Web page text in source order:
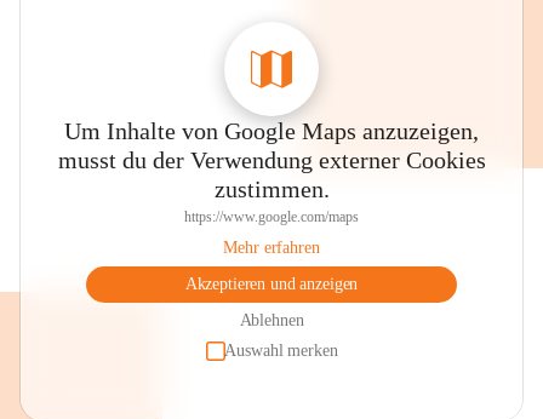
Um Inhalte von Google Maps anzuzeigen,
musst du der Verwendung externer Cookies
zustimmen.
https://www.google.com/maps
Mehr erfahren
Akzeptieren und anzeigen
Ablehnen
Auswahl merken